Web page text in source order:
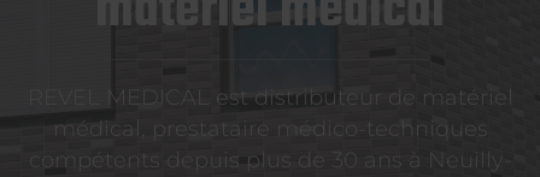
REVEL MEDICAL est distributeur de matériel
médical, prestataire médico-techniques
compétents depuis plus de 30 ans à Neuilly-